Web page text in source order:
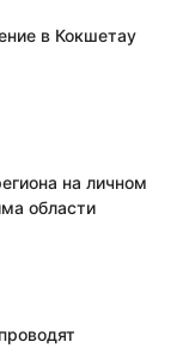
в Кокшетау
на личном
области